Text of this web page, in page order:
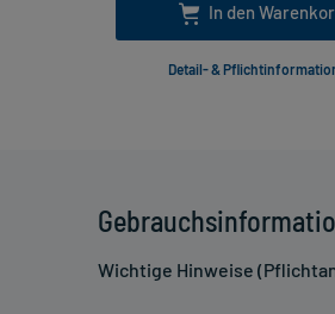
Wichtige Hinweise
In den
Detail- &